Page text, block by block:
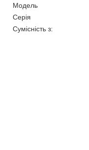
Модель
Серія
Сумісність з: